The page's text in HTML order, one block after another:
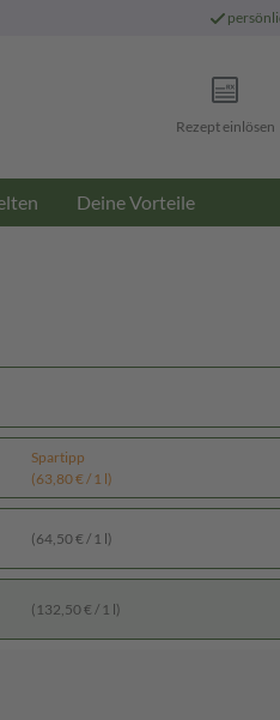
Rezept einlösen
Deine Vorteile
Spartipp
(63,80 € / 1 l)
(64,50 € / 1 l)
(132,50 € / 1 l)